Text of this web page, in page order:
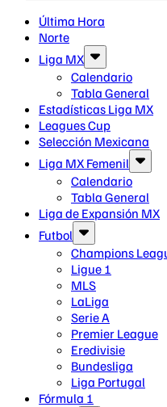
Última Hora
Norte
Liga MX
Calendario
Tabla General
Estadísticas Liga MX
Leagues Cup
Selección Mexicana
Liga MX Femenil
Calendario
Tabla General
Liga de Expansión MX
Futbol
Champions
Ligue 1
MLS
LaLiga
Serie A
Premier League
Eredivisie
Bundesliga
Liga Portugal
Fórmula 1